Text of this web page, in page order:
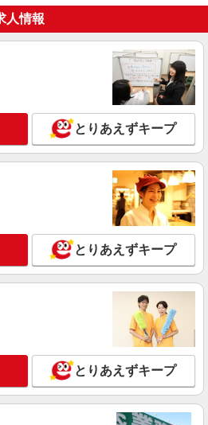
円
詳細を見る
舗スタッフ（接客・調理・清掃な
詳細を見る
舗スタッフ（接客・調理・清掃な
円 ※22:00〜翌5:00：時給1,500円 ※
1,100円 ※早朝手当（5:00〜9:00）時給
高岡市中曽根290-3
詳細を見る
人情報
とりあえずキープ
とりあえずキープ
とりあえずキープ